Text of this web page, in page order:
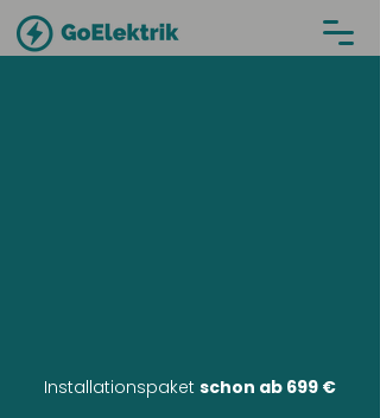
Installationspaket schon ab 699 €